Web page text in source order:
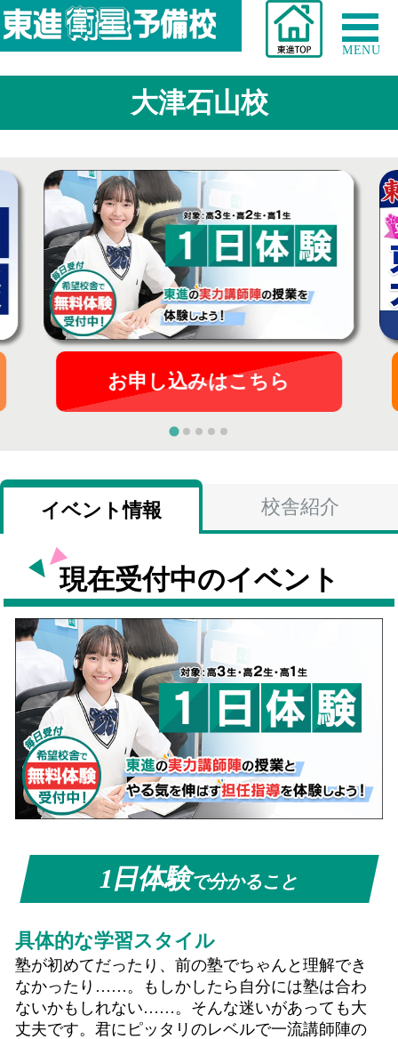
MENU
大津石山校
お申し込みはこちら
イベント情報 校舎紹介
現在受付中のイベント
1日体験で分かること
具体的な学習スタイル
塾が初めてだったり、前の塾でちゃんと理解でき
なかったり……。もしかしたら自分には塾は合わ
ないかもしれない……。そんな迷いがあっても大
丈夫です。君にピッタリのレベルで一流講師陣の